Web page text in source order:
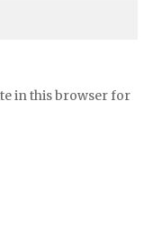
in this browser for